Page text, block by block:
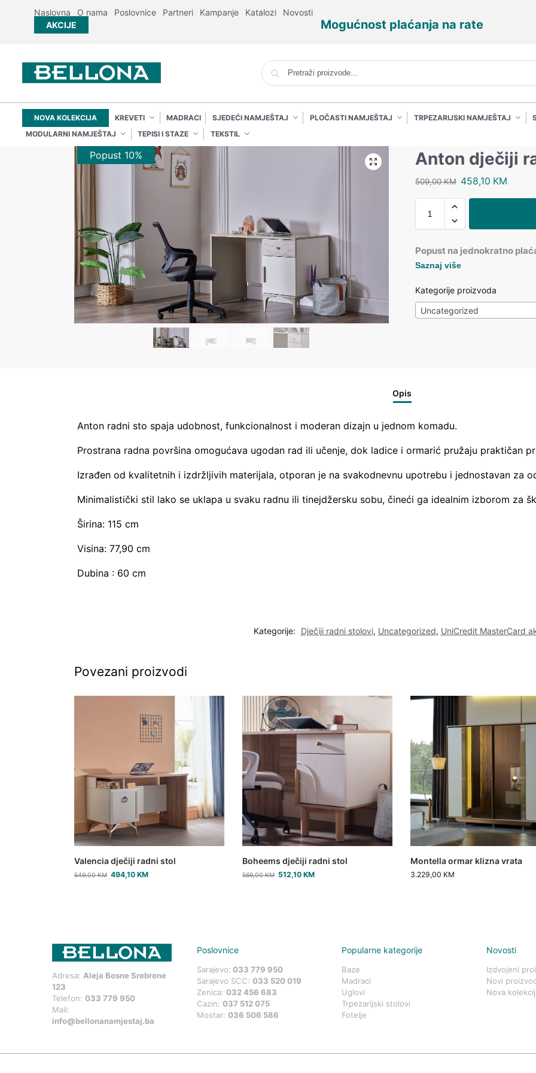
Naslovna O nama Poslovnice Partneri Kampanje Katalozi
Novosti
AKCIJE
Mogućnost plaćanja na rate
NOVA KOLEKCIJA KREVETI MADRACI SJEDEĆI NAMJEŠTAJ PLOČASTI NAMJEŠTAJ TRPEZARIJSKI NAMJEŠTAJ
MODULARNI NAMJEŠTAJ
TEPISI I STAZE TEKSTIL
Popust 10% Anton dječiji
509,00KM 458,10 KM
Popust na jednokratno
Saznaj više
Kategorije proizvoda
Uncategorized
Opis
Anton radni sto spaja udobnost, funkcionalnost i moderan dizajn u jednom komadu.
Prostrana radna površina omogućava ugodan rad ili učenje, dok ladice i ormarić pružaju praktičan
Izrađen od kvalitetnih i izdržljivih materijala, otporan je na svakodnevnu upotrebu i jednostavan za
Minimalistički stil lako se uklapa u svaku radnu ili tinejdžersku sobu, čineći ga idealnim izborom za
Širina: 115 cm
Visina: 77,90 cm
Dubina : 60 cm
Kategorije: Dječiji radni stolovi, Uncategorized, UniCredit MasterCard
Povezani proizvodi
Valencia dječiji radni stol
549,00KM 494,10KM
Boheems dječiji radni stol
569,00KM 512,10KM
Montella ormar klizna vrata
3.229,00 KM
Adresa: Aleja Bosne Srebrene
123
Telefon:033 779 950
Mail:
info@bellonanamjestaj.ba
Poslovnice
Sarajevo: 033 779 950
Sarajevo SCC:033 520 019
Zenica:032 456 683
Cazin:037 512 075
Mostar:036 506 586
Popularne kategorije
Baze
Madraci
Uglovi
Trpezarijski stolovi
Fotelje
Novosti
Izdvojeni
Novi
Nova